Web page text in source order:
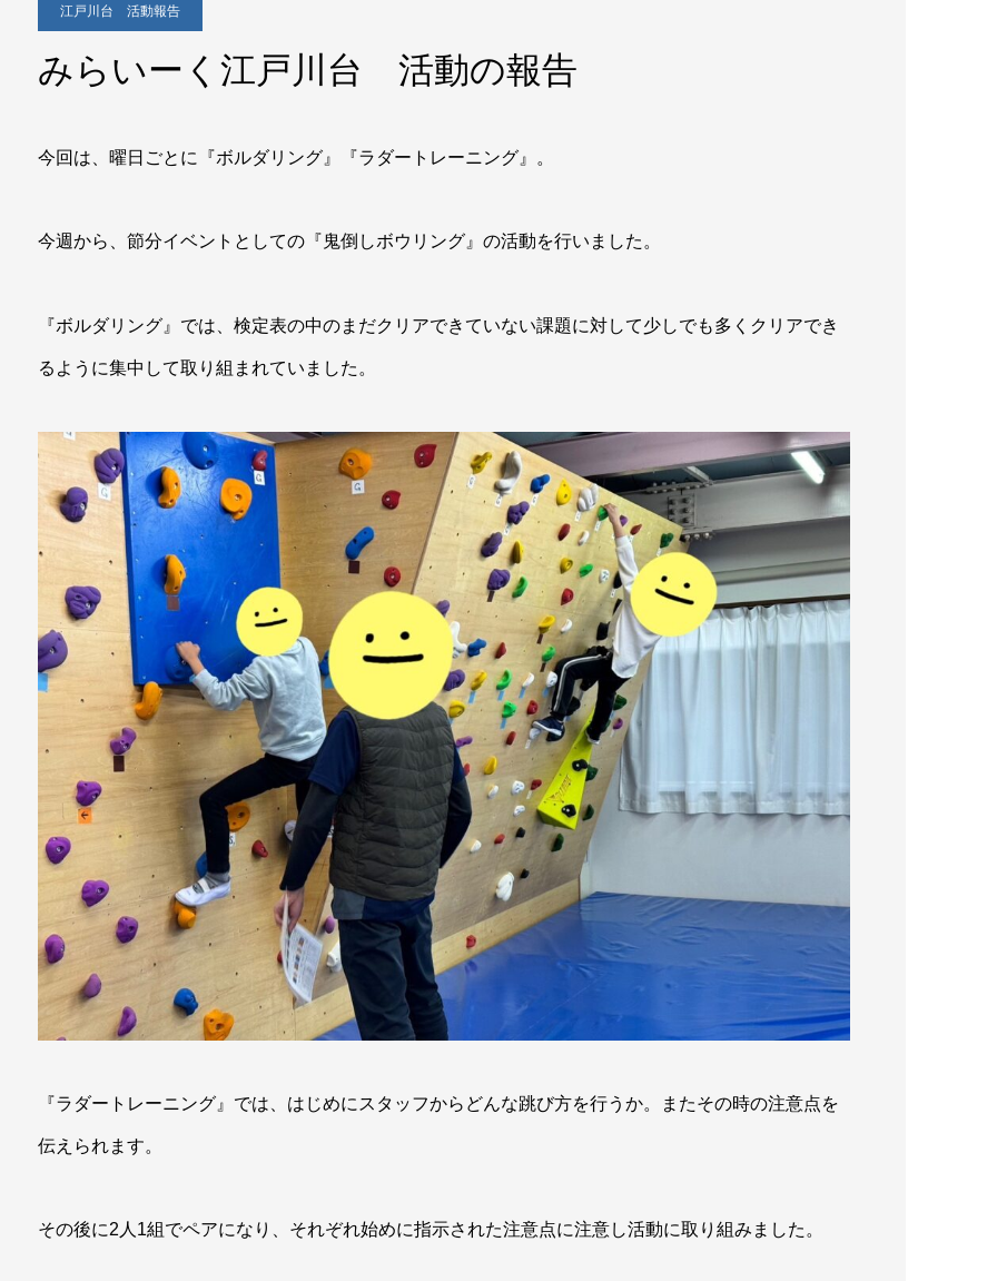
江戸川台 活動報告
みらいーく江戸川台 活動の報告
今回は、曜日ごとに『ボルダリング』『ラダートレーニング』。
今週から、節分イベントとしての『鬼倒しボウリング』の活動を行いました。
『ボルダリング』では、検定表の中のまだクリアできていない課題に対して少しでも多くクリアでき
るように集中して取り組まれていました。
『ラダートレーニング』では、はじめにスタッフからどんな跳び方を行うか。またその時の注意点を
伝えられます。
その後に2人1組でペアになり、それぞれ始めに指示された注意点に注意し活動に取り組みました。